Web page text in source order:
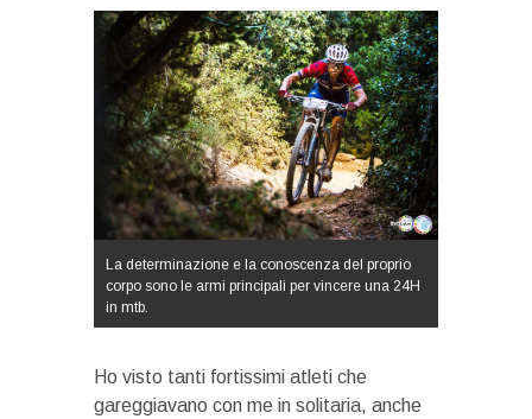
La determinazione e la conoscenza del proprio
corpo sono le armi principali per vincere una 24H
in mtb.
Ho visto tanti fortissimi atleti che
gareggiavano con me in solitaria, anche